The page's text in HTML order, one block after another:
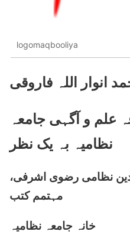
logomaqbooliya
انوار اللہ فاروقی
علم و آگہی جامعہ
نظامیہ بہ یک نظر
نظامی رضوی اشرفی،
مہتمم کتب
خانہ جامعہ نظامیہ